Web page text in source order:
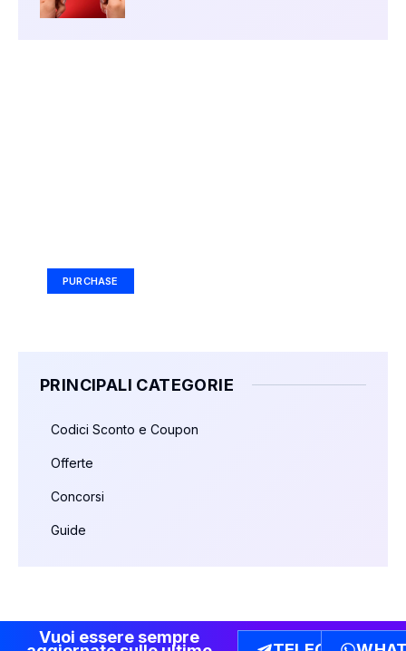
PURCHASE
PRINCIPALI CATEGORIE
Codici Sconto e Coupon
Offerte
Concorsi
Guide
Vuoi essere sempre